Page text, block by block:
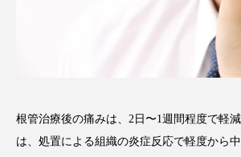
根管治療後の痛みは、2日〜1週間程度で軽
は、処置による組織の炎症反応で軽度から